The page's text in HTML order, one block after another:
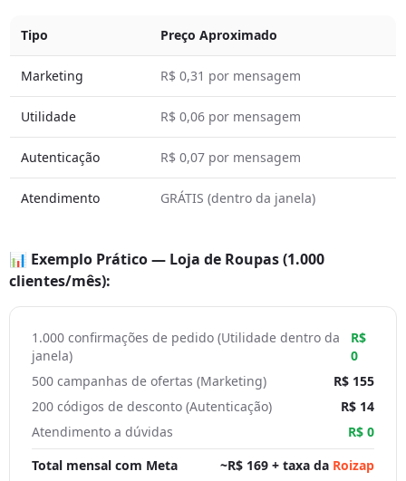
Tipo Preço Aproximado
Marketing R$ 0,31 por mensagem
Utilidade R$ 0,06 por mensagem
Autenticação R$ 0,07 por mensagem
Atendimento GRÁTIS (dentro da janela)
📊 Exemplo Prático — Loja de Roupas (1.000
clientes/mês):
1.000 confirmações de pedido (Utilidade dentro da
janela)
R$
0
500 campanhas de ofertas (Marketing)
R$ 155
200 códigos de desconto (Autenticação)
R$ 14
Atendimento a dúvidas
R$ 0
Total mensal com Meta
~R$ 169 + taxa da Roizap